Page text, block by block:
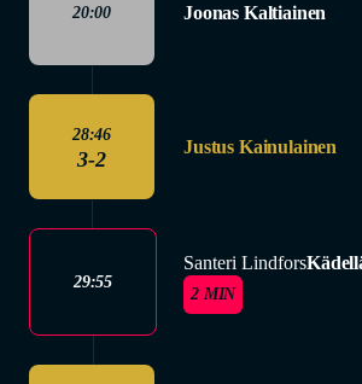
20:00 Joonas Kaltiainen
28:46
3-2
Justus Kainulainen
29:55
Santeri Lindfors
2 MIN